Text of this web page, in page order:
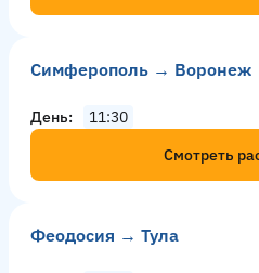
Симферополь → Воронеж
День
11:30
Смотреть
Феодосия → Тула